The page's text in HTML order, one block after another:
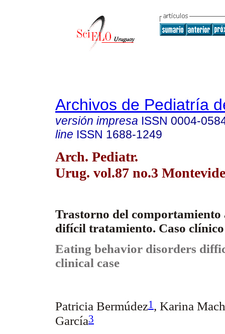
Archivos de Pediatría
versión impresa ISSN 0004-
line ISSN 1688-1249
Arch. Pediatr.
Urug. vol.87 no.3
Trastorno del
difícil tratamiento. Caso
Eating behavior disorders
clinical case
Patricia Bermúdez1 , Karina
García3